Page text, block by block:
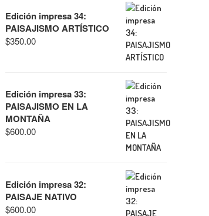
Edición impresa 34:
PAISAJISMO ARTÍSTICO
$350.00
Edición impresa 33:
PAISAJISMO EN LA
MONTAÑA
$600.00
Edición impresa 32:
PAISAJE NATIVO
$600.00